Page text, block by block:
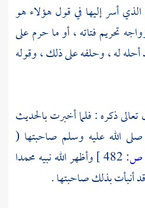
أسر إليها في قول هؤلاء هو
تحريم فتاته ، أو ما حرم على
أحله له ، وحلفه على ذلك ، وقوله
ذكره : فلما أخبرت بالحديث
الله عليه وسلم صاحبتها (
ص: وأظهر الله نبيهمحمدا
أنبأت بذلك صاحبتها .